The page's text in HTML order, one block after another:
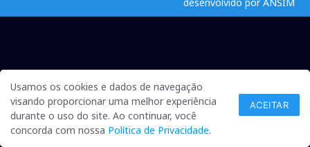
desenvolvido por ANSIM
Usamos os cookies e dados de navegação
visando proporcionar uma melhor experiência
durante o uso do site. Ao continuar, você
concorda com nossa Política de Privacidade.
ACEITAR